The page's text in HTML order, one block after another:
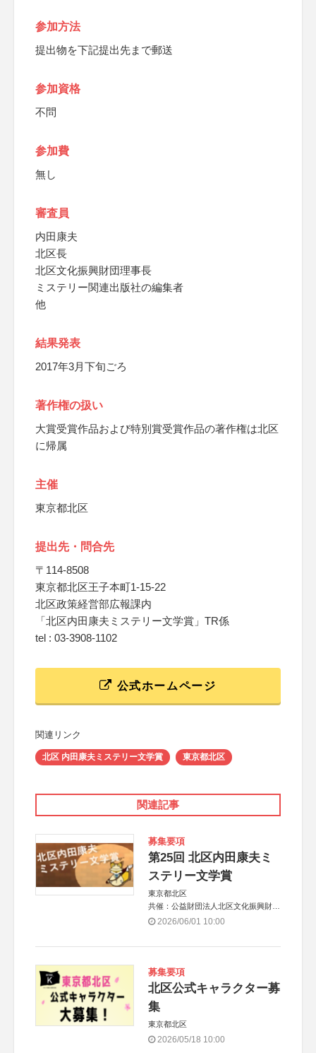
参加方法
提出物を下記提出先まで郵送
参加資格
不問
参加費
無し
審査員
内田康夫
北区長
北区文化振興財団理事長
ミステリー関連出版社の編集者
他
結果発表
2017年3月下旬ごろ
著作権の扱い
大賞受賞作品および特別賞受賞作品の著作権は北区
に帰属
主催
東京都北区
提出先・問合先
〒114-8508
東京都北区王子本町1-15-22
北区政策経営部広報課内
「北区内田康夫ミステリー文学賞」TR係
tel : 03-3908-1102
公式ホームページ
関連リンク
北区 内田康夫ミステリー文学賞 東京都北区
関連記事
募集要項
第25回 北区内田康夫ミ
ステリー文学賞
東京都北区
共催：公益財団法人北区文化振興財団
協力：一般財団法人内田康夫財団
2026/06/01 10:00
募集要項
北区公式キャラクター募
集
東京都北区
2026/05/18 10:00